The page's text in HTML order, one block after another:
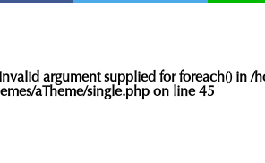
argument supplied for foreach() in/
aTheme/single.php on line45